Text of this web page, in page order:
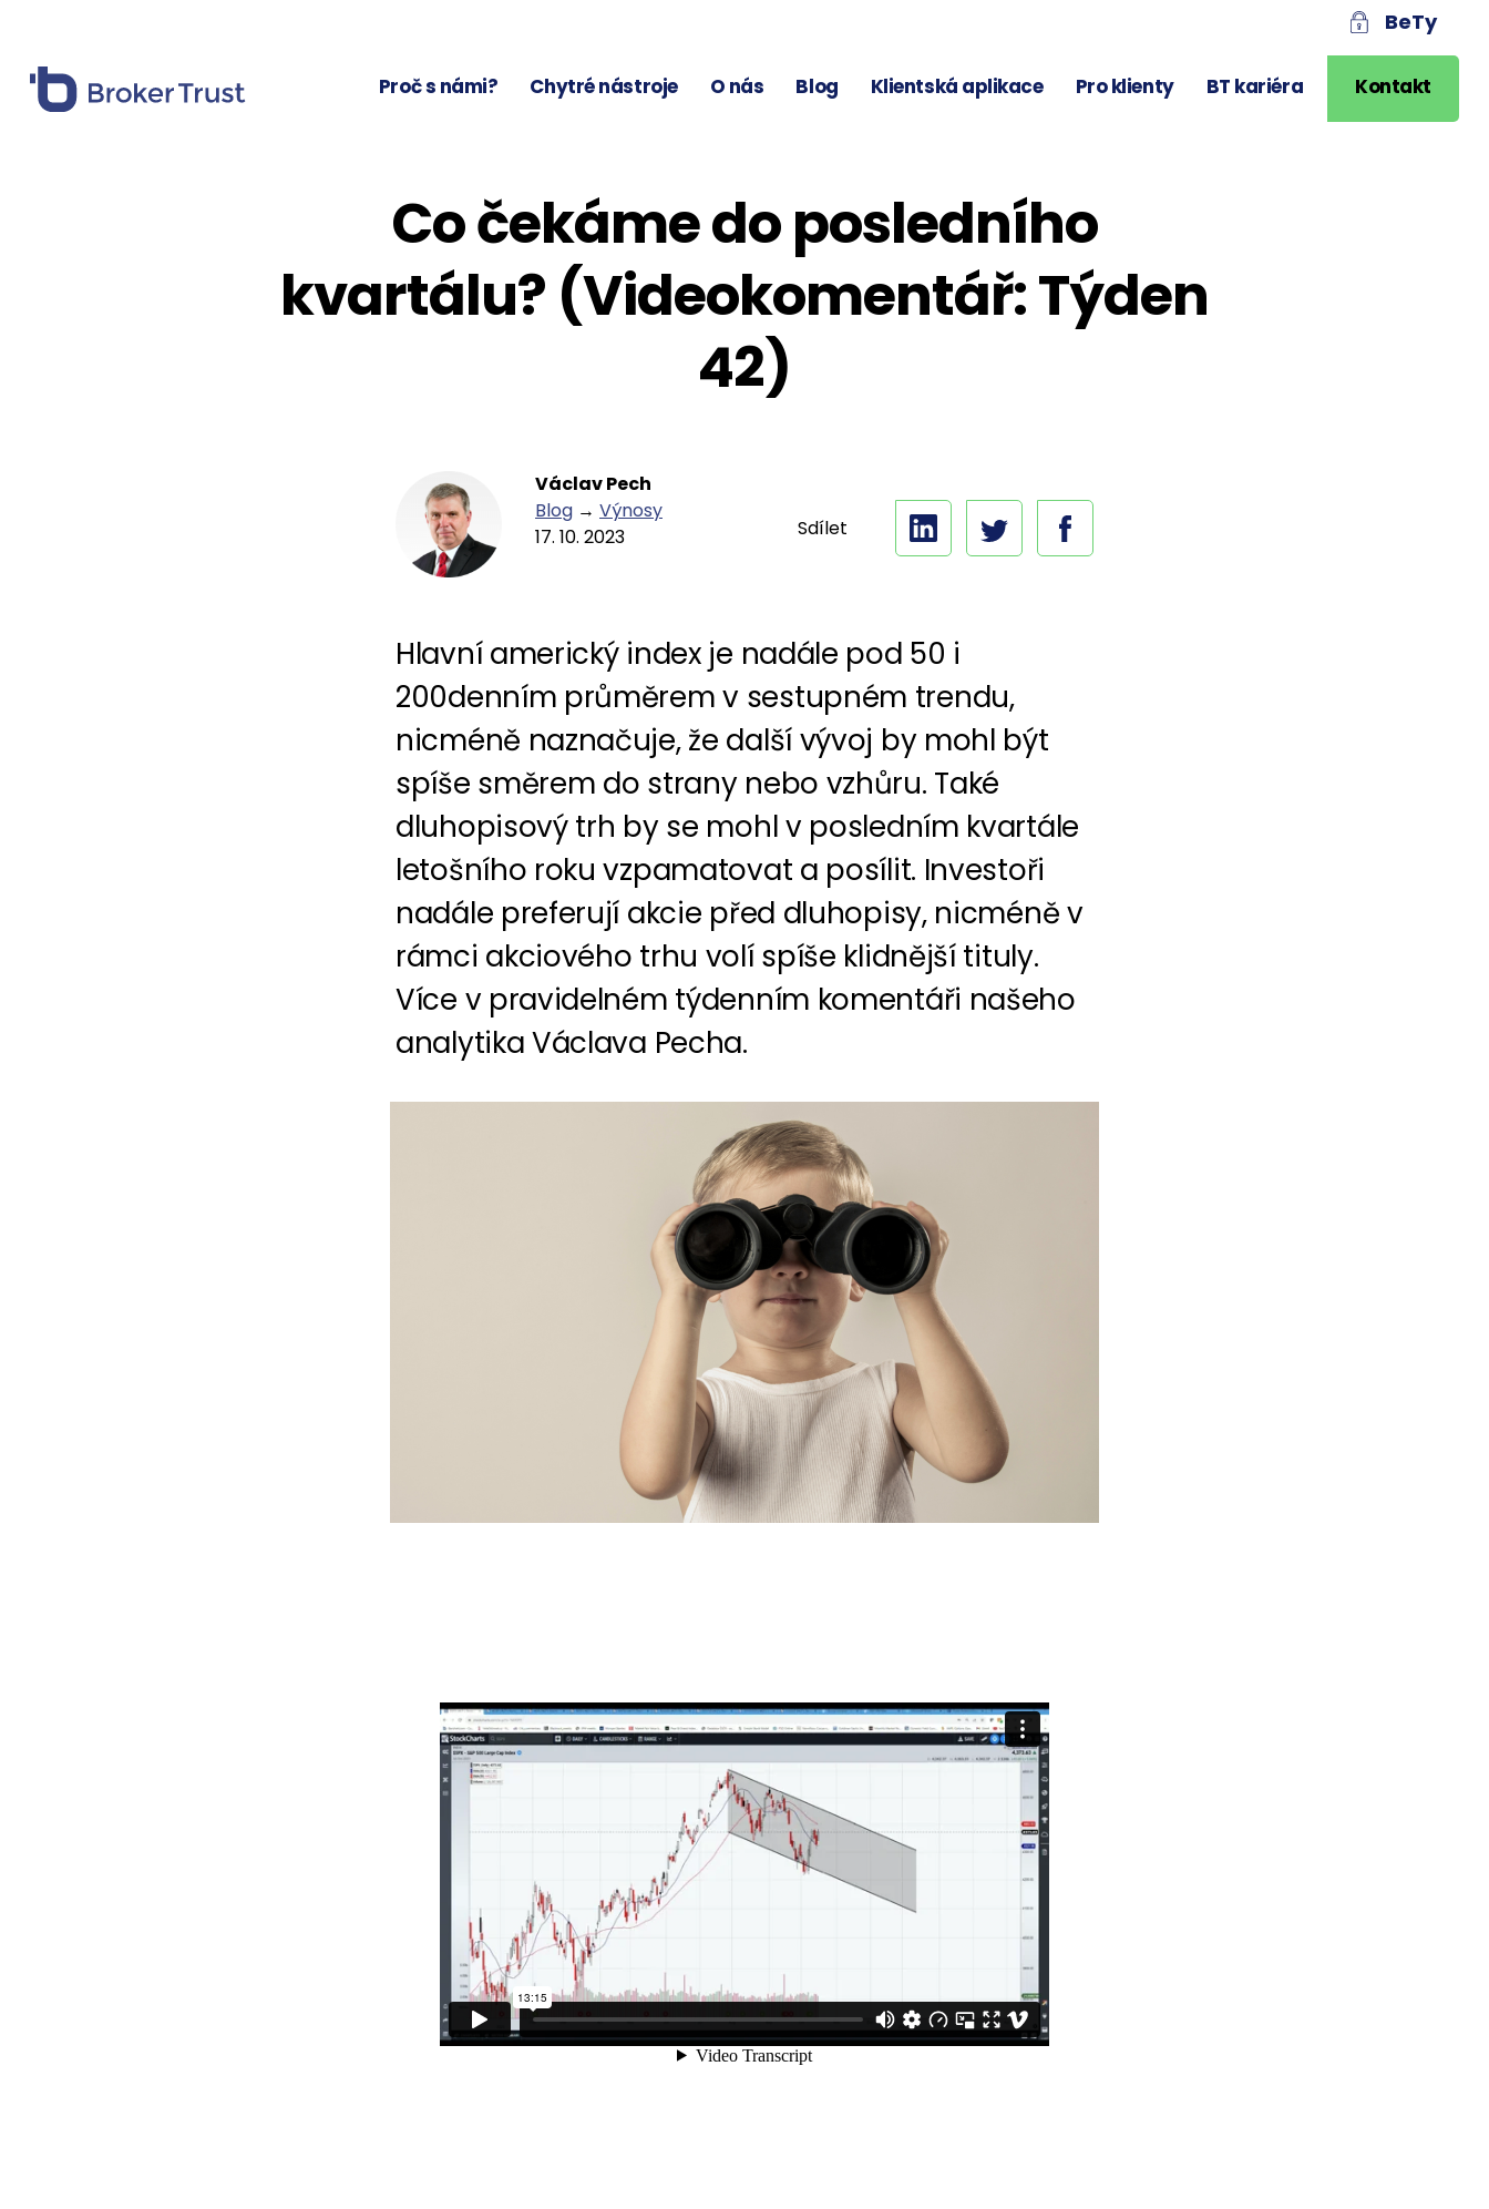
Proč s námi? Chytré nástroje O nás Blog Klientská aplikace Pro klienty BT kariéra Kontakt
BeTy
Co čekáme do posledního
kvartálu? (Videokomentář: Týden
42)
Václav Pech
Blog → Výnosy
17. 10. 2023
Sdílet
Hlavní americký index je nadále pod 50 i
200denním průměrem v sestupném trendu,
nicméně naznačuje, že další vývoj by mohl být
spíše směrem do strany nebo vzhůru. Také
dluhopisový trh by se mohl v posledním kvartále
letošního roku vzpamatovat a posílit. Investoři
nadále preferují akcie před dluhopisy, nicméně v
rámci akciového trhu volí spíše klidnější tituly.
Více v pravidelném týdenním komentáři našeho
analytika Václava Pecha.